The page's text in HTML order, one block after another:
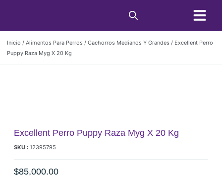
Inicio / Alimentos Para Perros / Cachorros Medianos Y Grandes / Excellent Perro
Puppy Raza Myg X 20 Kg
Excellent Perro Puppy Raza Myg X 20 Kg
SKU : 12395795
$85,000.00